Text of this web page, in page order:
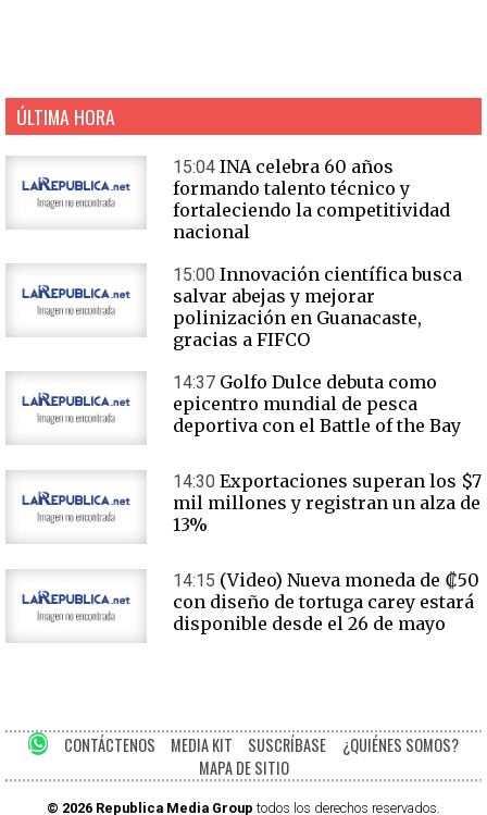
ÚLTIMA HORA
15:04 INA celebra 60 años
formando talento técnico y
fortaleciendo la competitividad
nacional
15:00 Innovación científica busca
salvar abejas y mejorar
polinización en Guanacaste,
gracias a FIFCO
14:37 Golfo Dulce debuta como
epicentro mundial de pesca
deportiva con el Battle of the Bay
14:30 Exportaciones superan los $7
mil millones y registran un alza de
13%
14:15 (Video) Nueva moneda de ₡50
con diseño de tortuga carey estará
disponible desde el 26 de mayo
CONTÁCTENOS MEDIA KIT SUSCRÍBASE
¿QUIÉNES SOMOS?
MAPA DE SITIO
© 2026 Republica Media Group todos los derechos reservados.